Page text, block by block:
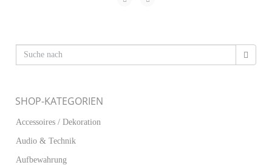
SHOP-KATEGORIEN
Accessoires / Dekoration
Audio & Technik
Aufbewahrung